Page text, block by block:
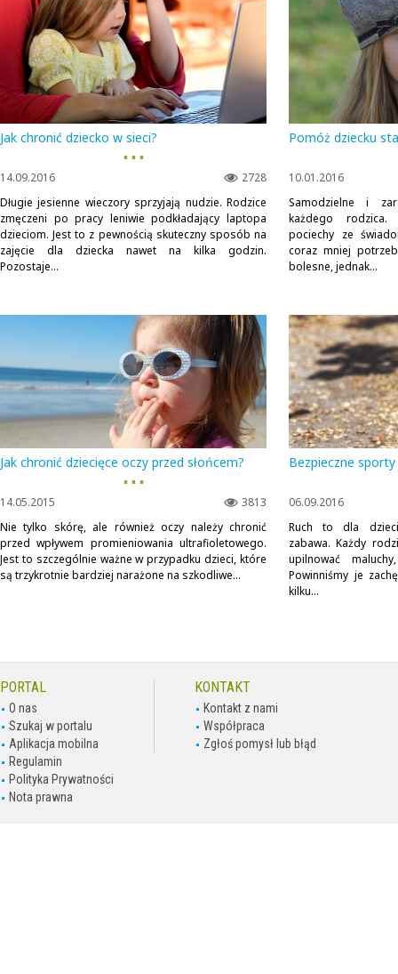
Jak chronić dziecko w sieci?
▪ ▪ ▪
2728
14.09.2016
Długie jesienne wieczory sprzyjają nudzie. Rodzice
zmęczeni po pracy leniwie podkładający laptopa
dzieciom. Jest to z pewnością skuteczny sposób na
zajęcie dla dziecka nawet na kilka godzin.
Pozostaje...
Pomóż dziecku
10.01.2016
Samodzielne i
każdego rodzica.
pociechy ze
coraz mniej
bolesne, jednak...
Jak chronić dziecięce oczy przed słońcem?
▪ ▪ ▪
3813
14.05.2015
Nie tylko skórę, ale również oczy należy chronić
przed wpływem promieniowania ultrafioletowego.
Jest to szczególnie ważne w przypadku dzieci, które
są trzykrotnie bardziej narażone na szkodliwe...
Bezpieczne
06.09.2016
Ruch to dla
zabawa. Każdy
upilnować
Powinniśmy je
kilku...
PORTAL
O nas
Szukaj w portalu
Aplikacja mobilna
Regulamin
Polityka Prywatności
Nota prawna
KONTAKT
Kontakt z nami
Współpraca
Zgłoś pomysł lub błąd